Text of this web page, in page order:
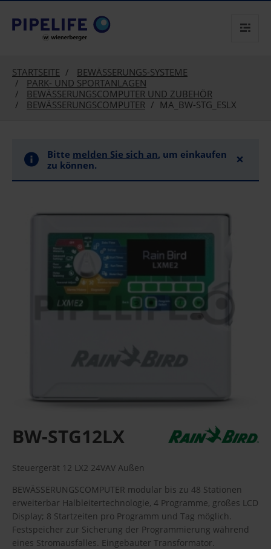
text.skipToContent
text.skipToNavigation
STARTSEITE
BEWÄSSERUNGS-SYSTEME
PARK- UND SPORTANLAGEN
BEWÄSSERUNGSCOMPUTER UND ZUBEHÖR
BEWÄSSERUNGSCOMPUTER
MA_BW-STG_ESLX
Bitte melden Sie sich an, um einkaufen
zu können.
×
BW-STG12LX
Steuergerät 12 LX2 24VAV Außen
BEWÄSSERUNGSCOMPUTER modular bis zu 48 Stationen
erweiterbar Halbleitertechnologie, 4 Programme, großes LCD
Display; 8 Startzeiten pro Programm und Tag möglich.
Festspeicher zur Sicherung der Programmierung während
eines Stromausfalles. Eingebauter Transformator.